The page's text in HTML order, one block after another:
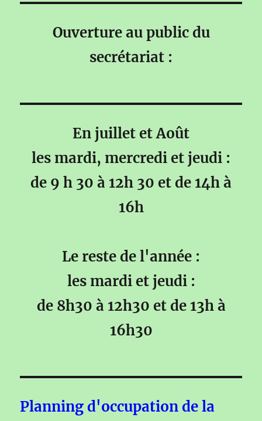
Ouverture au public du
secrétariat :
En juillet et Août
les mardi, mercredi et jeudi :
de 9 h 30 à 12h 30 et de 14h à
16h
Le reste de l'année :
les mardi et jeudi :
de 8h30 à 12h30 et de 13h à
16h30
Planning d'occupation de la